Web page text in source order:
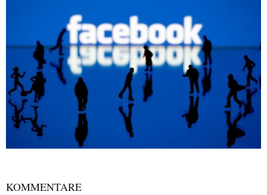
KOMMENTARE